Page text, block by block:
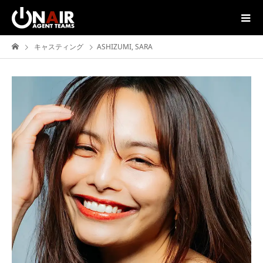
キャスティング ASHIZUMI, SARA